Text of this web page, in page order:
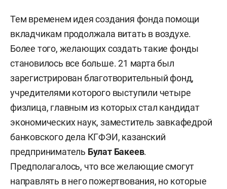
Тем временем идея создания фонда помощи
вкладчикам продолжала витать в воздухе.
Более того, желающих создать такие фонды
становилось все больше. 21 марта был
зарегистрирован благотворительный фонд,
учредителями которого выступили четыре
физлица, главным из которых стал кандидат
экономических наук, заместитель завкафедрой
банковского дела КГФЭИ, казанский
предприниматель Булат Бакеев.
Предполагалось, что все желающие смогут
направлять в него пожертвования, но которые